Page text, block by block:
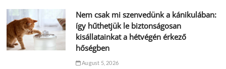
Nem csak mi szenvedünk a kánikulában:
így hűthetjük le biztonságosan
kisállatainkat a hétvégén érkező
hőségben
August 5, 2026